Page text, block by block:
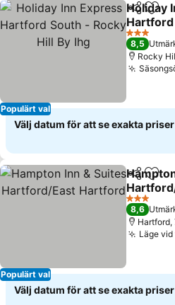
Populärt val
Dela
Holiday
Hill By Ihg
3 Stjärnor
8,5
Rocky
Välj datum för att se exakta priser
Populärt val
Dela
3 Stjärnor
8,6
Hartford,
Läge
Välj datum för att se exakta priser